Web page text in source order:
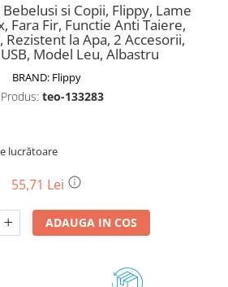
porumb
si Copii, Flippy, Lame
Fara Fir, Functie Anti Taiere,
Rezistent la Apa, 2 Accesorii,
Model Leu, Albastru
BRAND: Flippy
teo-133283
lucrătoare
55,71 Lei
ADAUGA IN COS